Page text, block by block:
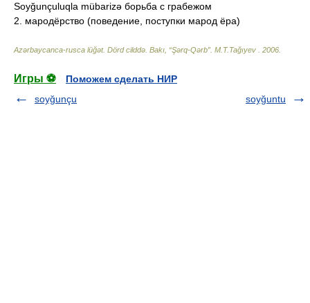
Soyğunçuluqla mübarizə борьба с грабежом
2. мародёрство (поведение, поступки марод ёра)
Azərbaycanca-rusca lüğət. Dörd cilddə. Bakı, “Şərq-Qərb” M.T.Tağıyev 2006
Игры ⚽
Поможем сделать НИР
soyğunçu
soyğuntu